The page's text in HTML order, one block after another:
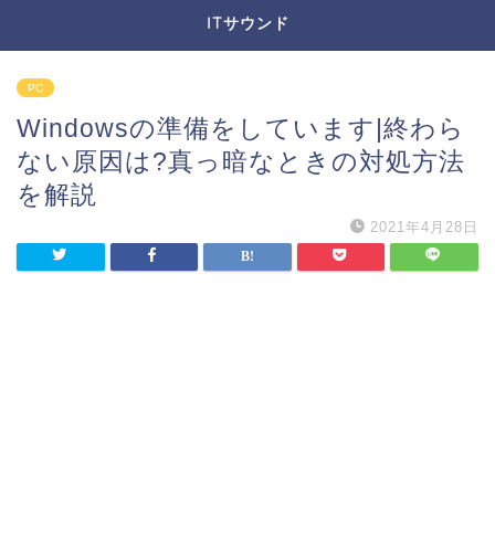
ITサウンド
PC
Windowsの準備をしています|終わら
ない原因は?真っ暗なときの対処方法
を解説
2021年4月28日